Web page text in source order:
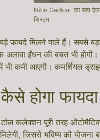
Nitin Gadkari का बड़ा
सिस्टम
फायदे मिलने वाले हैं। सबसे
अलावा ईंधन की बचत भी
कमी आएगी। कमर्शियल
होगा फायदा
टोल कलेक्शन पूरी तरह
जिससे भविष्य की योजना